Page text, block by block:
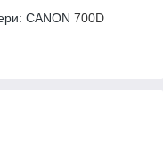
CANON 700D